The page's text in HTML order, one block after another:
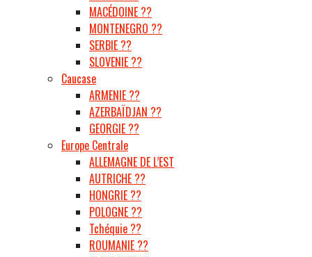
MACÉDOINE ??
MONTENEGRO ??
SERBIE ??
SLOVENIE ??
Caucase
ARMENIE ??
AZERBAÏDJAN ??
GEORGIE ??
Europe Centrale
ALLEMAGNE DE L’EST
AUTRICHE ??
HONGRIE ??
POLOGNE ??
Tchéquie ??
ROUMANIE ??